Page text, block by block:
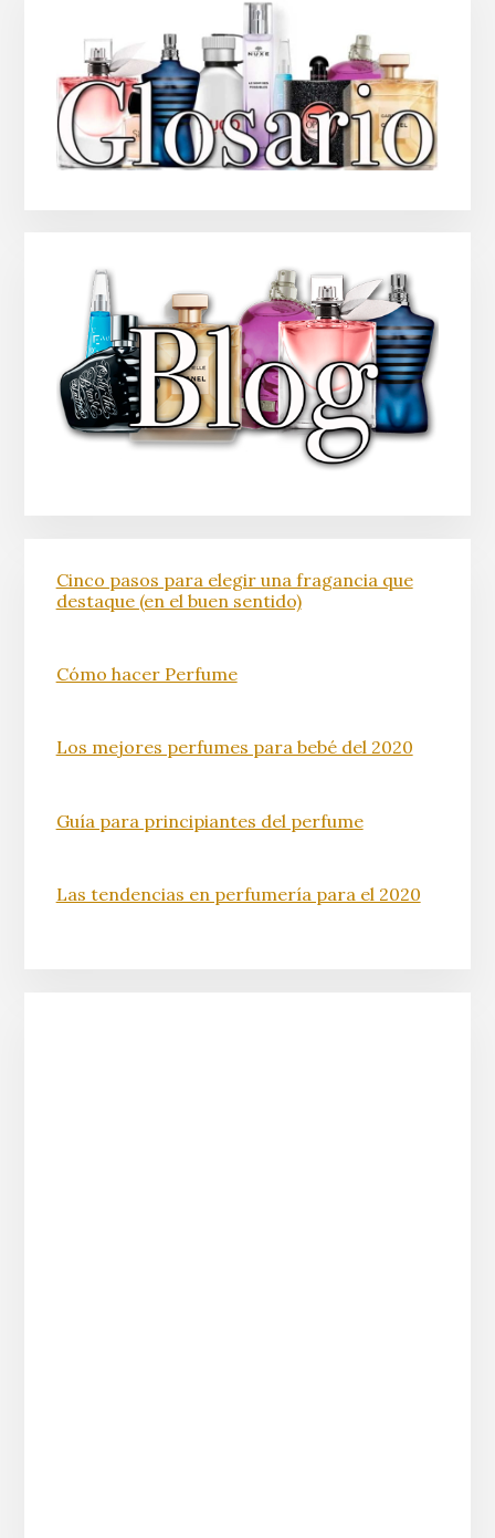
Cinco pasos para elegir una fragancia que
destaque (en el buen sentido)
Cómo hacer Perfume
Los mejores perfumes para bebé del 2020
Guía para principiantes del perfume
Las tendencias en perfumería para el 2020